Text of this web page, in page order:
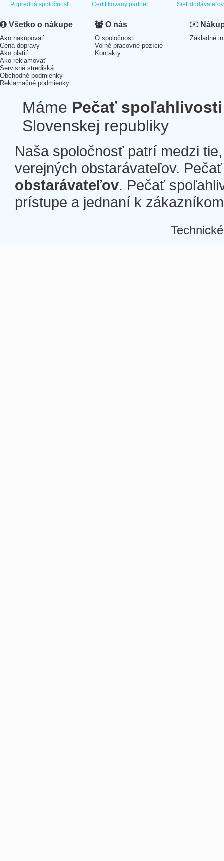
Popredná spoločnosť Certifikovaný partner Sieť dodávateľov
Všetko o nákupe
Ako nakupovať
Cena dopravy
Ako platiť
Ako reklamovať
Servisné strediská
Obchodné podmienky
Reklamačné podmienky
O nás
O spoločnosti
Voľné pracovné pozície
Kontakty
Základné
Máme Pečať spoľahlivosti
Slovenskej republiky
Naša spoločnosť patrí medzi
verejných obstarávateľov.
obstarávateľov. Pečať
prístupe a jednaní k